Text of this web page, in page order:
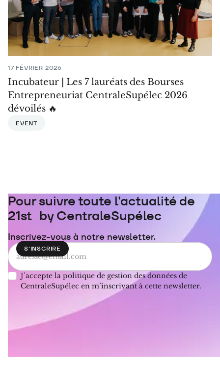
17 FÉVRIER 2026
Incubateur | Les 7 lauréats des Bourses
Entrepreneuriat CentraleSupélec 2026
dévoilés 🔥
EVENT
Pour suivre toute l'actualité de
21st by CentraleSupélec
Inscrivez-vous à notre newsletter.
J’accepte la politique de gestion des données de
CentraleSupélec en m’inscrivant à cette newsletter.